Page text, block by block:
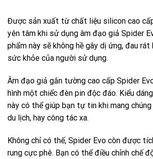
Được sản xuất từ chất liệu silicon cao
yên tâm khi sử dụng âm đạo giả Spider
phẩm này sẽ không hề gây dị ứng, đau
sức khỏe của người sử dụng.
Âm đạo giả gắn tường cao cấp Spider
hình một chiếc đèn pin độc đáo. Kiểu
này có thể giúp bạn tự tin khi mang
du lịch, hay công tác xa.
Không chỉ có thế, Spider Evo còn được
rung cực phê. Bạn có thể điều chỉnh chế